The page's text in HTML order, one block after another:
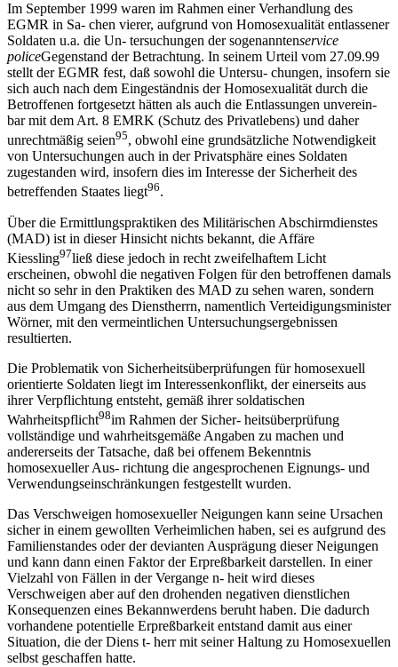
Im September 1999 waren im Rahmen einer Verhandlung des
EGMR in Sa- chen vierer, aufgrund von Homosexualität entlassener
Soldaten u.a. die Un- tersuchungen der sogenanntenservice
policeGegenstand der Betrachtung. In seinem Urteil vom 27.09.99
stellt der EGMR fest, daß sowohl die Untersu- chungen, insofern sie
sich auch nach dem Eingeständnis der Homosexualität durch die
Betroffenen fortgesetzt hätten als auch die Entlassungen unverein-
bar mit dem Art. 8 EMRK (Schutz des Privatlebens) und daher
unrechtmäßig seien95, obwohl eine grundsätzliche Notwendigkeit
von Untersuchungen auch in der Privatsphäre eines Soldaten
zugestanden wird, insofern dies im Interesse der Sicherheit des
betreffenden Staates liegt96.
Über die Ermittlungspraktiken des Militärischen Abschirmdienstes
(MAD) ist in dieser Hinsicht nichts bekannt, die Affäre
Kiessling97ließ diese jedoch in recht zweifelhaftem Licht
erscheinen, obwohl die negativen Folgen für den betroffenen damals
nicht so sehr in den Praktiken des MAD zu sehen waren, sondern
aus dem Umgang des Dienstherrn, namentlich Verteidigungsminister
Wörner, mit den vermeintlichen Untersuchungsergebnissen
resultierten.
Die Problematik von Sicherheitsüberprüfungen für homosexuell
orientierte Soldaten liegt im Interessenkonflikt, der einerseits aus
ihrer Verpflichtung entsteht, gemäß ihrer soldatischen
Wahrheitspflicht98im Rahmen der Sicher- heitsüberprüfung
vollständige und wahrheitsgemäße Angaben zu machen und
andererseits der Tatsache, daß bei offenem Bekenntnis
homosexueller Aus- richtung die angesprochenen Eignungs- und
Verwendungseinschränkungen festgestellt wurden.
Das Verschweigen homosexueller Neigungen kann seine Ursachen
sicher in einem gewollten Verheimlichen haben, sei es aufgrund des
Familienstandes oder der devianten Ausprägung dieser Neigungen
und kann dann einen Faktor der Erpreßbarkeit darstellen. In einer
Vielzahl von Fällen in der Vergange n- heit wird dieses
Verschweigen aber auf den drohenden negativen dienstlichen
Konsequenzen eines Bekannwerdens beruht haben. Die dadurch
vorhandene potentielle Erpreßbarkeit entstand damit aus einer
Situation, die der Diens t- herr mit seiner Haltung zu Homosexuellen
selbst geschaffen hatte.